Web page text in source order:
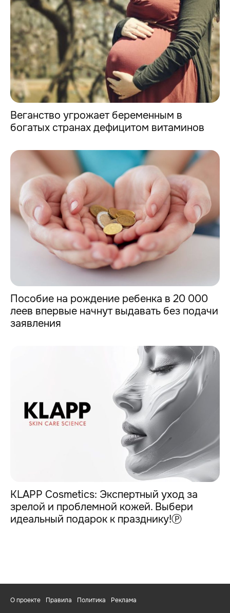
Веганство угрожает беременным в
богатых странах дефицитом витаминов
Пособие на рождение ребенка в 20 000
леев впервые начнут выдавать без подачи
заявления
KLAPP Cosmetics: Экспертный уход за
зрелой и проблемной кожей. Выбери
идеальный подарок к празднику!Ⓟ
О проекте Правила Политика Реклама